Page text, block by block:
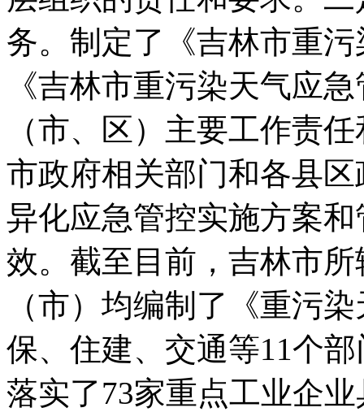
务。制定了《吉林市重
《吉林市重污染天气应
（市、区）主要工作责
市政府相关部门和各县
异化应急管控实施方案
效。截至目前，吉林市
（市）均编制了《重污
保、住建、交通等11个
落实了73家重点工业企